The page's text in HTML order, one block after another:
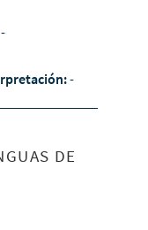
-
-
DE